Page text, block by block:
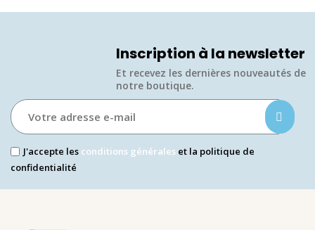
Inscription à la newsletter
Et recevez les dernières nouveautés de
notre boutique.​
J'accepte les conditions générales et la politique de
confidentialité